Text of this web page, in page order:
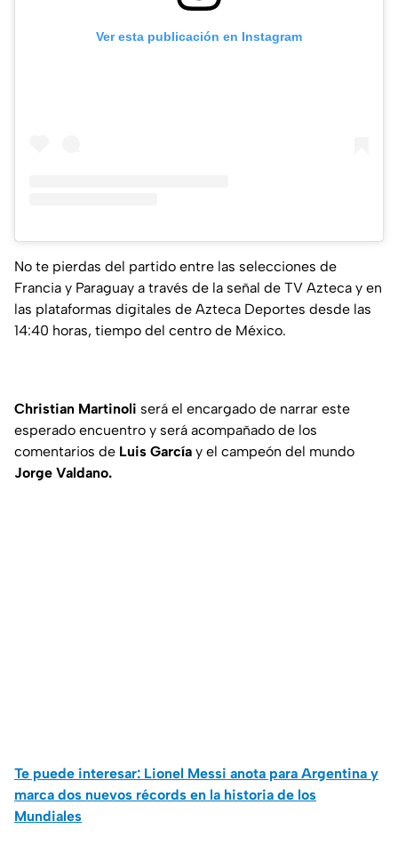
Ver esta publicación en Instagram
No te pierdas del partido entre las selecciones de
Francia y Paraguay a través de la señal de TV Azteca y en
las plataformas digitales de Azteca Deportes desde las
14:40 horas, tiempo del centro de México.
Christian Martinoli será el encargado de narrar este
esperado encuentro y será acompañado de los
comentarios de Luis García y el campeón del mundo
Jorge Valdano.
Te puede interesar: Lionel Messi anota para Argentina y
marca dos nuevos récords en la historia de los
Mundiales